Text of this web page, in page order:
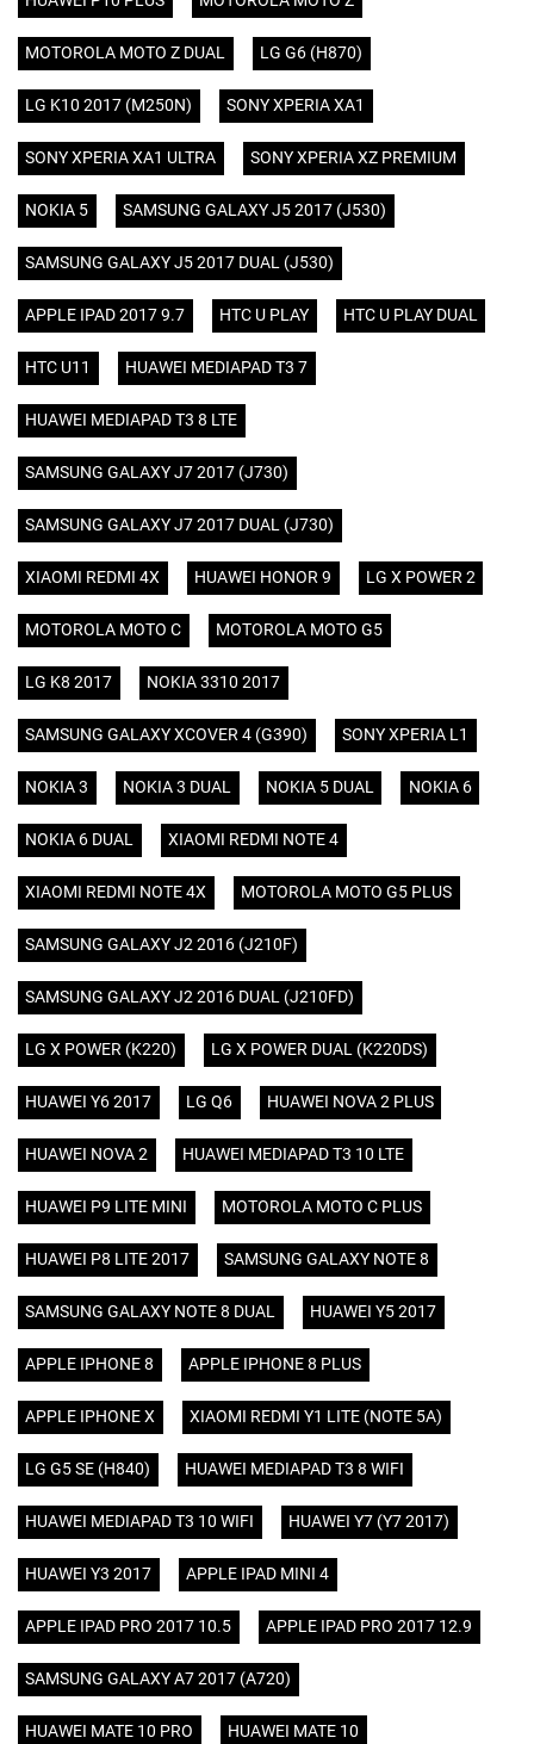
MOTOROLA MOTO Z DUAL LG G6 (H870)
LG K10 2017 (M250N) SONY XPERIA XA1
SONY XPERIA XA1 ULTRA SONY XPERIA XZ PREMIUM
NOKIA 5 SAMSUNG GALAXY J5 2017 (J530)
SAMSUNG GALAXY J5 2017 DUAL (J530)
APPLE IPAD 2017 9.7 HTC U PLAY HTC U PLAY DUAL
HTC U11 HUAWEI MEDIAPAD T3 7
HUAWEI MEDIAPAD T3 8 LTE
SAMSUNG GALAXY J7 2017 (J730)
SAMSUNG GALAXY J7 2017 DUAL (J730)
XIAOMI REDMI 4X HUAWEI HONOR 9 LG X POWER 2
MOTOROLA MOTO C MOTOROLA MOTO G5
LG K8 2017 NOKIA 3310 2017
SAMSUNG GALAXY XCOVER 4 (G390) SONY XPERIA L1
NOKIA 3 NOKIA 3 DUAL NOKIA 5 DUAL NOKIA 6
NOKIA 6 DUAL XIAOMI REDMI NOTE 4
XIAOMI REDMI NOTE 4X MOTOROLA MOTO G5 PLUS
SAMSUNG GALAXY J2 2016 (J210F)
SAMSUNG GALAXY J2 2016 DUAL (J210FD)
LG X POWER (K220) LG X POWER DUAL (K220DS)
HUAWEI Y6 2017 LG Q6 HUAWEI NOVA 2 PLUS
HUAWEI NOVA 2 HUAWEI MEDIAPAD T3 10 LTE
HUAWEI P9 LITE MINI MOTOROLA MOTO C PLUS
HUAWEI P8 LITE 2017 SAMSUNG GALAXY NOTE 8
SAMSUNG GALAXY NOTE 8 DUAL HUAWEI Y5 2017
APPLE IPHONE 8 APPLE IPHONE 8 PLUS
APPLE IPHONE X XIAOMI REDMI Y1 LITE (NOTE 5A)
LG G5 SE (H840) HUAWEI MEDIAPAD T3 8 WIFI
HUAWEI MEDIAPAD T3 10 WIFI HUAWEI Y7 (Y7 2017)
HUAWEI Y3 2017 APPLE IPAD MINI 4
APPLE IPAD PRO 2017 10.5 APPLE IPAD PRO 2017 12.9
SAMSUNG GALAXY A7 2017 (A720)
HUAWEI MATE 10 PRO HUAWEI MATE 10